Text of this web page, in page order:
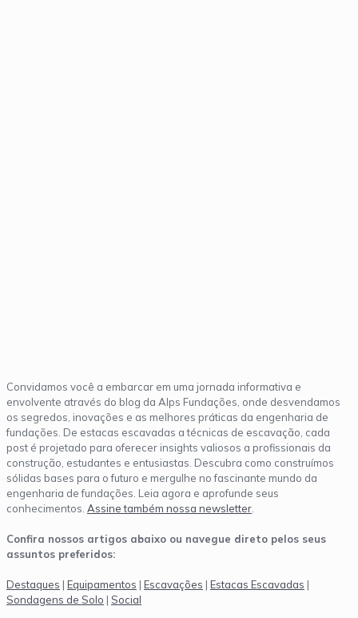
Convidamos você a embarcar em uma jornada informativa e
envolvente através do blog da Alps Fundações, onde desvendamos
os segredos, inovações e as melhores práticas da engenharia de
fundações. De estacas escavadas a técnicas de escavação, cada
post é projetado para oferecer insights valiosos a profissionais da
construção, estudantes e entusiastas. Descubra como construímos
sólidas bases para o futuro e mergulhe no fascinante mundo da
engenharia de fundações. Leia agora e aprofunde seus
conhecimentos. Assine também nossa newsletter
Confira nossos artigos abaixo ou navegue direto pelos seus
assuntos preferidos:
Destaques | Equipamentos | Escavações | Estacas Escavadas |
Sondagens de Solo | Social